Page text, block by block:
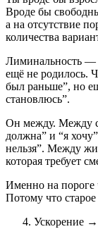
Вроде бы
а на отсутствие
количества
Лиминальность —
ещё не родилось.
был раньше”, но
становлюсь”.
Он между. Между
должна” и “я
нельзя”. Между
которая требует
Именно на пороге
Потому что
Ускорение